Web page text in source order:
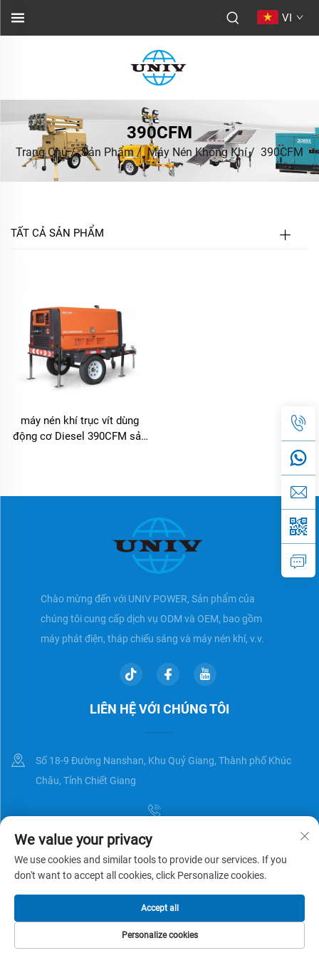
VI
390CFM
Trang Chủ/Sản Phẩm /Máy Nén Không Khí/ 390CFM
TẤT CẢ SẢN PHẨM
máy nén khí trục vít dùng
động cơ Diesel 390CFM sản
Chào mừng đến với UNIV POWER, Sản phẩm của
chúng tôi cung cấp dịch vụ ODM và OEM, bao gồm
máy phát điện, tháp chiếu sáng và máy nén khí, v.v.
LIÊN HỆ VỚI CHÚNG TÔI
Số 18-9 Đường Nanshan, Khu Quỷ Giang, Thành phố Khúc
Châu, Tỉnh Chiết Giang
[email protected]
Bản quyền © Zhejiang Universal Trading Co.,Ltd. Đã được bảo lưu Chính
sách bảo mật
We value your privacy
We use cookies and similar tools to provide our services. If you
don't want to accept all cookies, click Personalize cookies.
Personalize cookies
Accept all